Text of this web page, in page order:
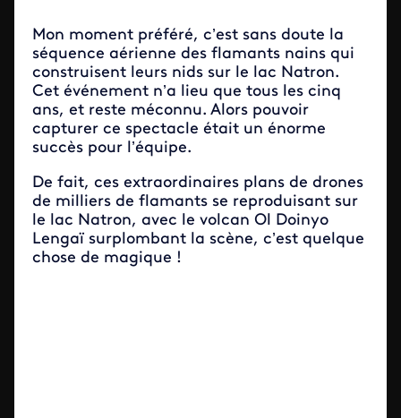
Mon moment préféré, c’est sans doute la
séquence aérienne des flamants nains qui
construisent leurs nids sur le lac Natron.
Cet événement n’a lieu que tous les cinq
ans, et reste méconnu. Alors pouvoir
capturer ce spectacle était un énorme
succès pour l’équipe.
De fait, ces extraordinaires plans de drones
de milliers de flamants se reproduisant sur
le lac Natron, avec le volcan Ol Doinyo
Lengaï surplombant la scène, c’est quelque
chose de magique !